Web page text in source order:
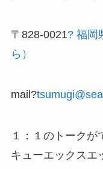
〒828-0021? 福岡
ら）
mail?
１：１のトーク
キューエックスエ